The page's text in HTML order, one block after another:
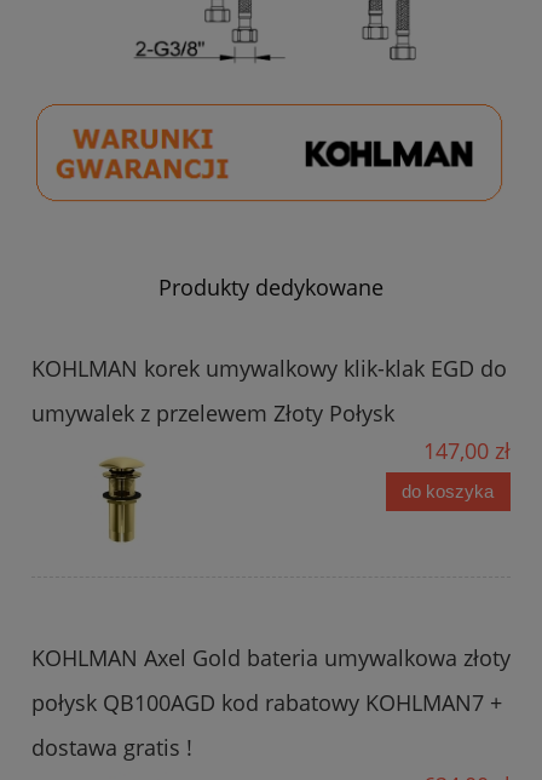
Produkty dedykowane
KOHLMAN korek umywalkowy klik-klak EGD do
umywalek z przelewem Złoty Połysk
147,00 zł
do koszyka
KOHLMAN Axel Gold bateria umywalkowa złoty
połysk QB100AGD kod rabatowy KOHLMAN7 +
dostawa gratis !